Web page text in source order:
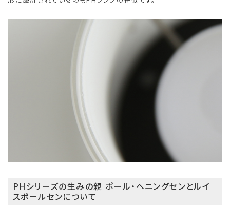
PHシリーズの生みの親 ポール・ヘニングセンとルイ
スポールセンについて